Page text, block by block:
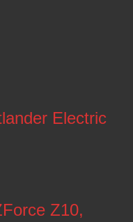
Electric
Z10,